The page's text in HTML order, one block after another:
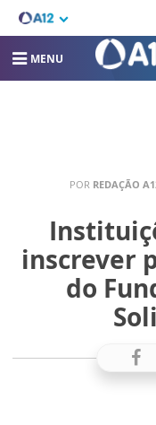
MENU
POR REDAÇÃO
inscrever
do